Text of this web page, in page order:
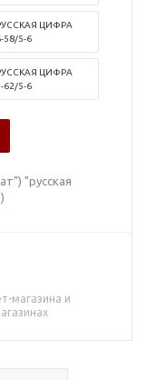
ЦИФРА
58/5-6
ЦИФРА
62/5-6
"русская
магазина и